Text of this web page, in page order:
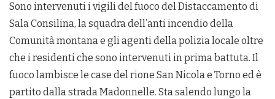
Sono intervenuti i vigili del fuoco del Distaccamento di
Sala Consilina, la squadra dell’anti incendio della
Comunità montana e gli agenti della polizia locale oltre
che i residenti che sono intervenuti in prima battuta. Il
fuoco lambisce le case del rione San Nicola e Torno ed è
partito dalla strada Madonnelle. Sta salendo lungo la